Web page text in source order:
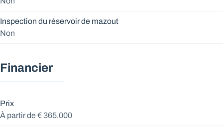
Inspection du réservoir de mazout
Non
Financier
Prix
À partir de € 365.000